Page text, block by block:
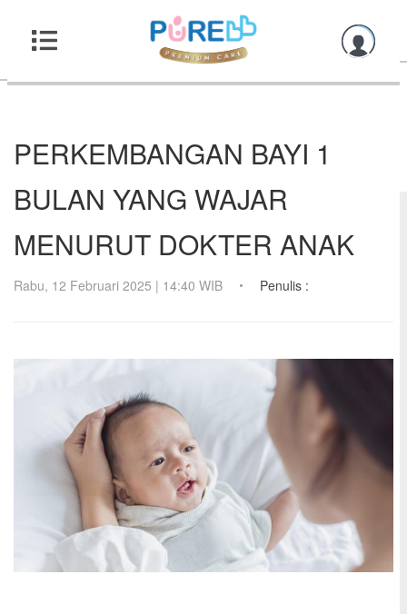
PERKEMBANGAN BAYI 1
BULAN YANG WAJAR
MENURUT DOKTER ANAK
Rabu, 12 Februari 2025 | 14:40 WIB Penulis :